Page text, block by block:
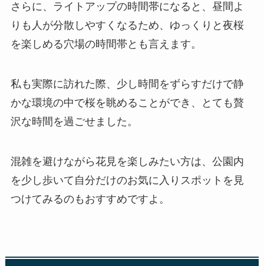
さらに、ライトアップの時間帯になると、昼間よ
りも人が分散しやすくなるため、ゆっくりと夜桜
を楽しめる穴場の時間帯とも言えます。
私も実際に訪れた際、少し時間をずらすだけで静
かな環境の中で桜を眺めることができ、とても贅
沢な時間を過ごせました。
混雑を避けながら花見を楽しみたい方は、公園内
を少し歩いて自分だけのお気に入りスポットを見
つけてみるのもおすすめですよ。